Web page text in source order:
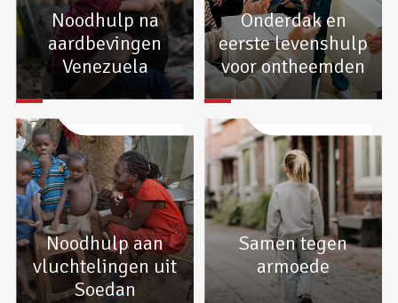
Noodhulp na
aardbevingen
Venezuela
Onderdak en
eerste levenshulp
voor ontheemden
Noodhulp aan
vluchtelingen uit
Soedan
Samen tegen
armoede